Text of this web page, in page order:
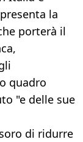
la
porterà il
quadro
"e delle sue
di ridurre